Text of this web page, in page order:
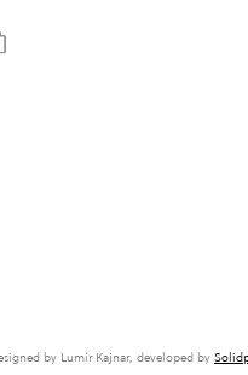
by Lumír Kajnar, developed by